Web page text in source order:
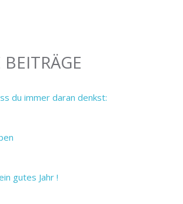
du immer daran denkst:
gutes Jahr !